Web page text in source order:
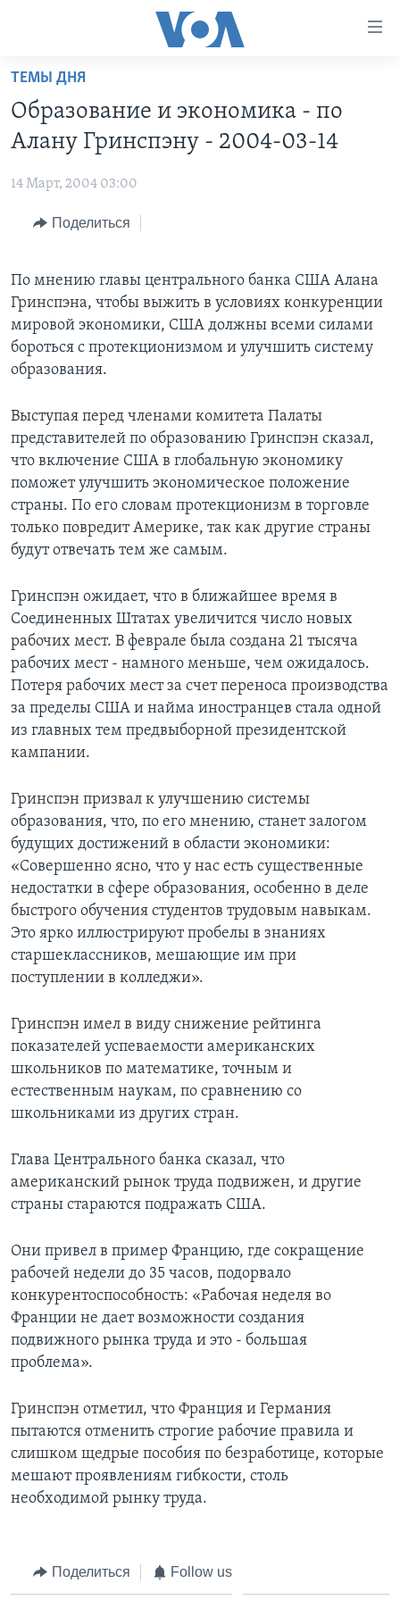
Перейти
основной
контент
навигации
поиск
ГЛАВНОЕ
ПРОГРАММЫ
НОВОСТИ ЗА МИНУТУ
ИТОГИ
ДИСКУССИЯ VOA
ДЕТАЛИ
НЬЮ-ЙОРК NEW YORK
ПРОЕКТЫ
УЧИМ АНГЛИЙСКИЙ
НАША АМЕРИКАНСКАЯ ИСТОРИЯ
АРТЕФАКТЫ
АМЕРИКАНСКИЕ ГОРОДКИ
ТЕСТЫ
ЭКСПЕРТИЗА
ИНТЕРВЬЮ
ЗА СВОБОДУ ПРЕССЫ
УЧИМ АНГЛИЙСКИЙ
ВИДЕО
ПОДПИСКА НА НОВОСТИ
Learning English
СОЦИАЛЬНЫЕ СЕТИ
Языки
ТЕМЫ ДНЯ
Образование и экономика - по
Алану Гринспэну - 2004-03-14
14 Март, 2004 03:00
Поделиться
По мнению главы центрального банка США Алана
Гринспэна, чтобы выжить в условиях конкуренции
мировой экономики, США должны всеми силами
бороться с протекционизмом и улучшить систему
образования.
Выступая перед членами комитета Палаты
представителей по образованию Гринспэн сказал,
что включение США в глобальную экономику
поможет улучшить экономическое положение
страны. По его словам протекционизм в торговле
только повредит Америке, так как другие страны
будут отвечать тем же самым.
Гринспэн ожидает, что в ближайшее время в
Соединенных Штатах увеличится число новых
рабочих мест. В феврале была создана 21 тысяча
рабочих мест - намного меньше, чем ожидалось.
Потеря рабочих мест за счет переноса производства
за пределы США и найма иностранцев стала одной
из главных тем предвыборной президентской
кампании.
Гринспэн призвал к улучшению системы
образования, что, по его мнению, станет залогом
будущих достижений в области экономики:
«Совершенно ясно, что у нас есть существенные
недостатки в сфере образования, особенно в деле
быстрого обучения студентов трудовым навыкам.
Это ярко иллюстрируют пробелы в знаниях
старшеклассников, мешающие им при
поступлении в колледжи».
Гринспэн имел в виду снижение рейтинга
показателей успеваемости американских
школьников по математике, точным и
естественным наукам, по сравнению со
школьниками из других стран.
Глава Центрального банка сказал, что
американский рынок труда подвижен, и другие
страны стараются подражать США.
Они привел в пример Францию, где сокращение
рабочей недели до 35 часов, подорвало
конкурентоспособность: «Рабочая неделя во
Франции не дает возможности создания
подвижного рынка труда и это - большая
проблема».
Гринспэн отметил, что Франция и Германия
пытаются отменить строгие рабочие правила и
слишком щедрые пособия по безработице, которые
мешают проявлениям гибкости, столь
необходимой рынку труда.
Поделиться Follow us